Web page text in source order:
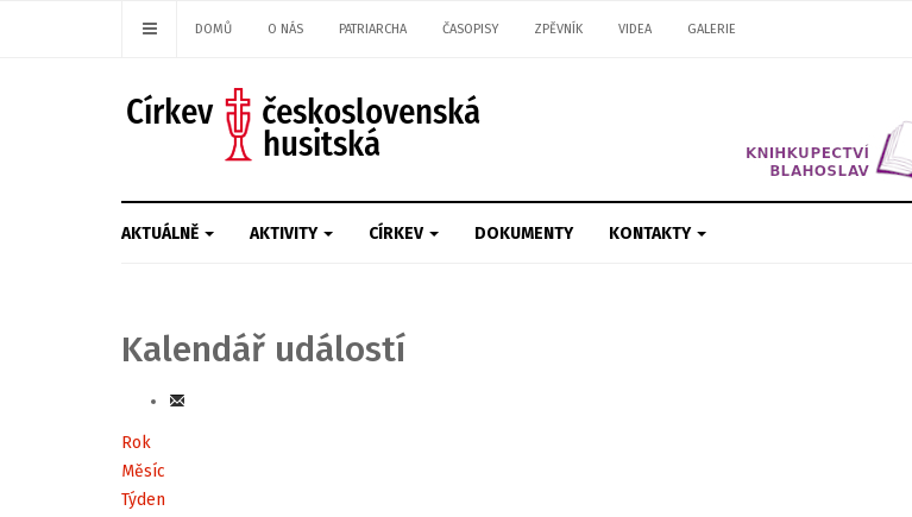
DOMŮ O NÁS PATRIARCHA ČASOPISY ZPĚVNÍK VIDEA GALERIE
AKTUÁLNĚ AKTIVITY CÍRKEV DOKUMENTY KONTAKTY
Kalendář událostí
Rok
Měsíc
Týden